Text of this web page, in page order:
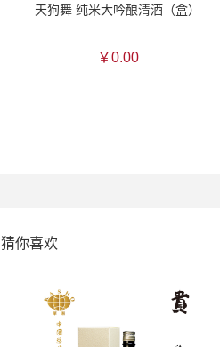
天狗舞 纯米大吟酿清酒（盒）
￥0.00
猜你喜欢